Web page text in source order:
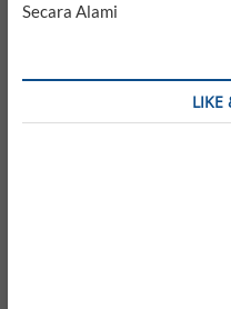
Secara Alami
LIKE